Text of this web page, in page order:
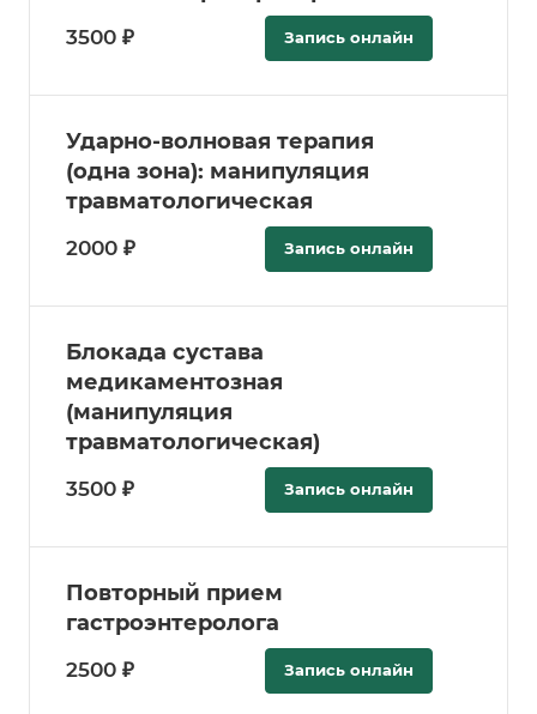
3500 ₽ Запись онлайн
Ударно-волновая терапия
(одна зона): манипуляция
травматологическая
2000 ₽ Запись онлайн
Блокада сустава
медикаментозная
(манипуляция
травматологическая)
3500 ₽ Запись онлайн
Повторный прием
гастроэнтеролога
2500 ₽ Запись онлайн